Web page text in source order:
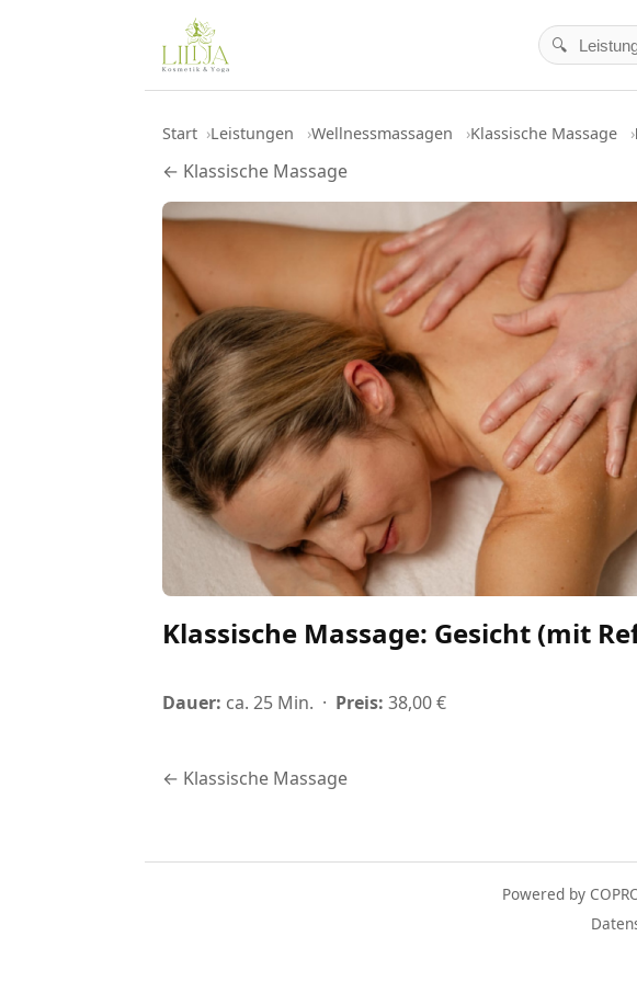
🔍
Start Leistungen Wellnessmassagen Klassische Massage
← Klassische Massage
Klassische Massage: Gesicht (mit
Dauer: ca. 25 Min. · Preis: 38,00 €
← Klassische Massage
Powered by